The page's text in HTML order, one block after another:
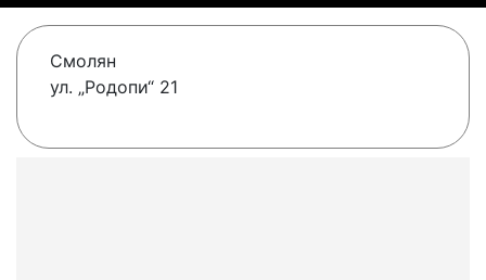
Смолян
ул. „Родопи“ 21